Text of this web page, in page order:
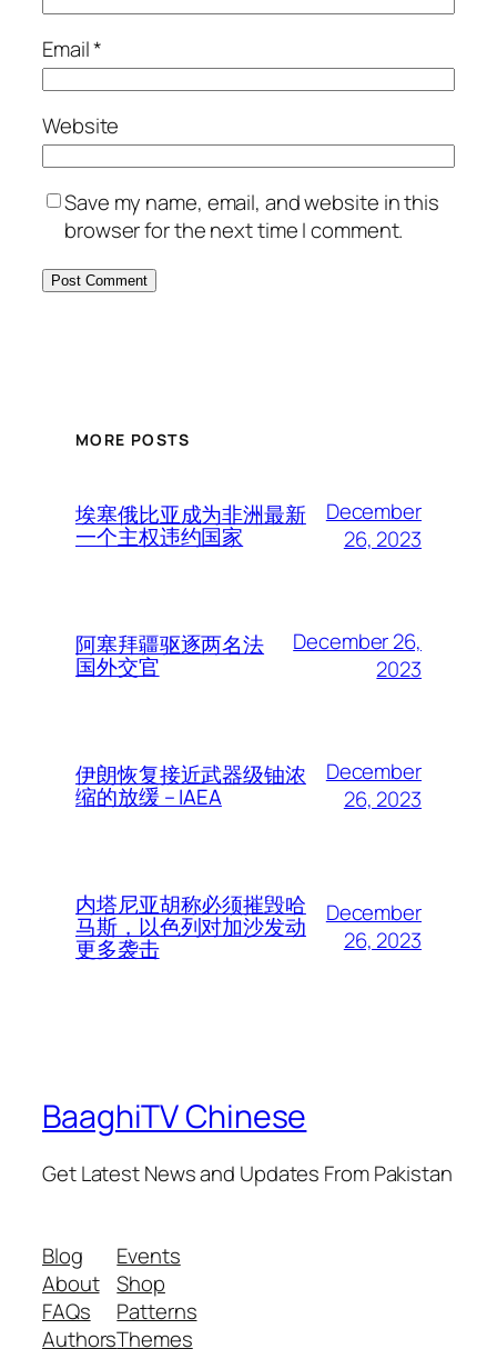
Email*
Website
Save my name, email, and website in this
browser for the next time I comment.
MORE POSTS
埃塞俄比亚成为非洲最新
一个主权违约国家
December
26, 2023
阿塞拜疆驱逐两名法
国外交官
December 26,
2023
伊朗恢复接近武器级铀浓
缩的放缓 – IAEA
December
26, 2023
内塔尼亚胡称必须摧毁哈
马斯，以色列对加沙发动
更多袭击
December
26, 2023
BaaghiTV Chinese
Get Latest News and Updates From Pakistan
Blog
About
FAQs
Authors
Events
Shop
Patterns
Themes